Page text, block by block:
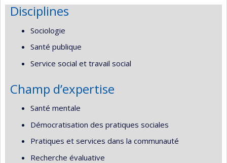
Disciplines
Sociologie
Santé publique
Service social et travail social
Champ d’expertise
Santé mentale
Démocratisation des pratiques sociales
Pratiques et services dans la communauté
Recherche évaluative